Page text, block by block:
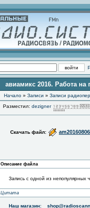
авиамикс 2016. Работа на
Начало » Записи » Записи
Разместил: dezigner
Скачать файл:
Описание файла
Запись с одной из непопулярных
Цитата
Наш магазин: